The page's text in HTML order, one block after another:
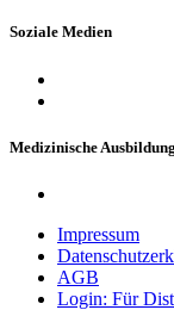
Soziale Medien
Medizinische
Impressum
AGB
Login: Für